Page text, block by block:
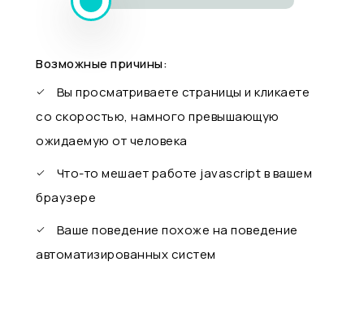
Возможные причины:
Вы просматриваете страницы и кликаете
со скоростью, намного превышающую
ожидаемую от человека
Что-то мешает работе javascript в вашем
браузере
Ваше поведение похоже на поведение
автоматизированных систем